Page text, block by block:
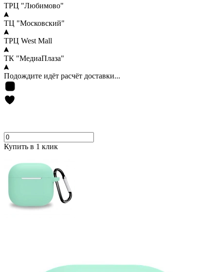
ТРЦ "Любимово"
ТЦ "Московский"
ТРЦ West Mall
ТК "МедиаПлаза"
Подождите идёт расчёт доставки...
Купить в 1 клик